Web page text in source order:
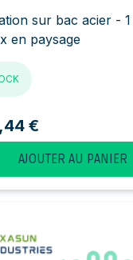
sur bac acier -
en paysage
€
AJOUTER AU PANIER